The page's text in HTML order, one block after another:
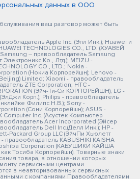
данных в ООО
ваш разговор может быть
Apple Inc. (Эпл Инк.); Huawei и
TECHNOLOGIES CO., LTD. (ХУАВЕЙ
– правообладатель Samsung
Ко., Лтд.); MEIZU -
CO., LTD.; Nokia -
(Нокиа Корпорейшн); Lenovo -
Limited; Xiaomi - правообладатель
ZTE Corporation; HTC -
(Эйч-Ти-Си КОРПОРЕЙШН); LG -
Корп.); Philips - правообладатель
Филипс Н.В.); Sony -
(Сони Корпорейшн); ASUS -
Computer Inc. (Асустек Компьютер
Acer Incorporated (Эйсер
Dell Inc.(Делл Инк.); HP -
Packard Group LLC (ЭйчПи Хьюлетт
правообладатель KABUSHIKI KAISHA
Corporation (КАБУШИКИ КАЙША
Тосиба Корпорейшн). Товарные знаки
товара, в отношении которых
сервисными центрами
в неавторизованных сервисных
с компаниями Правообладателями